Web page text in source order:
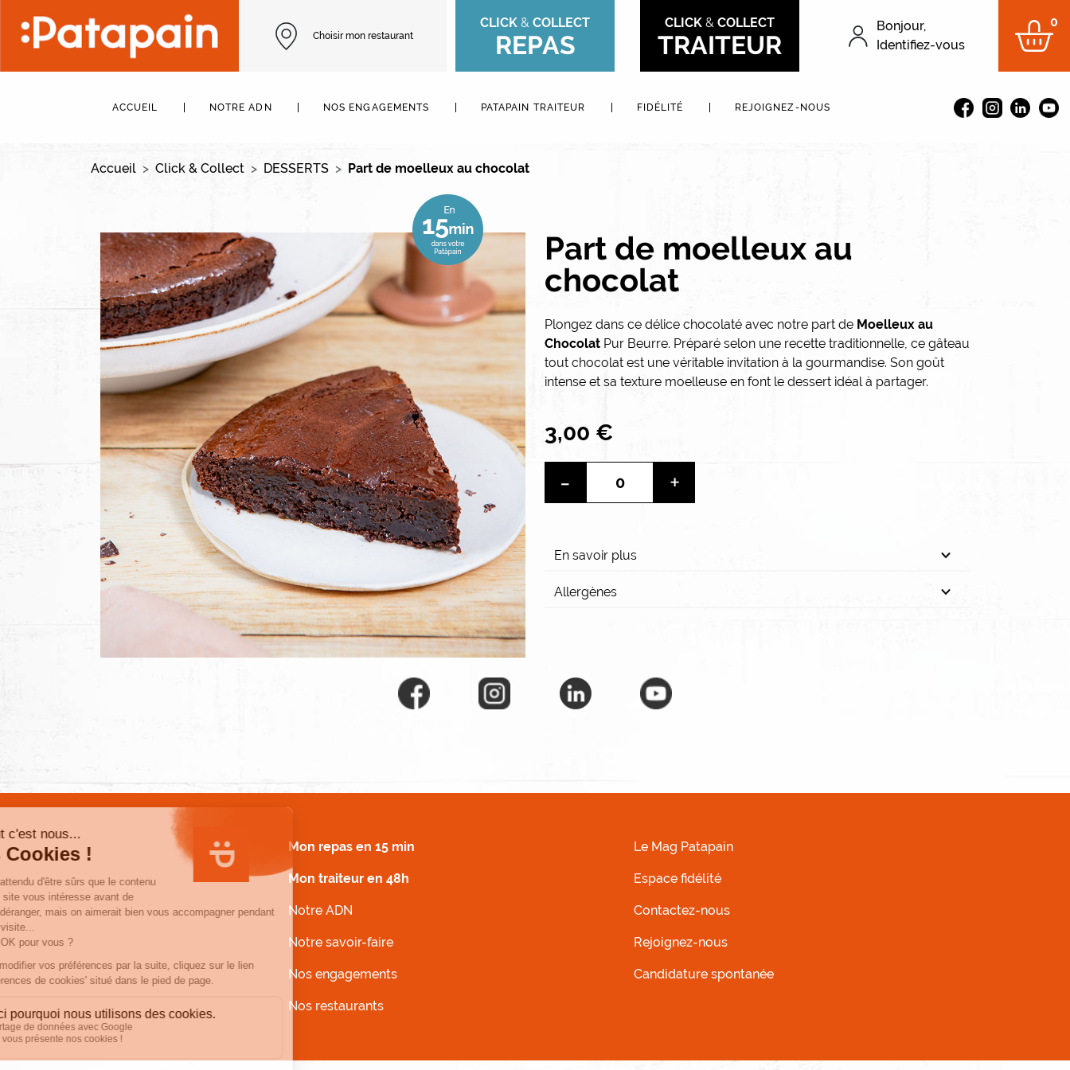
Choisir mon restaurant
CLICK& COLLECT
REPAS
CLICK &COLLECT
TRAITEUR Menu du
Bonjour,
Identifiez-vous
0
ACCUEIL NOTRE ADN NOS ENGAGEMENTS PATAPAIN TRAITEUR FIDÉLITÉ REJOIGNEZ-NOUS
Accueil Click & Collect DESSERTS Part de moelleux au chocolat
Image
Part de moelleux au
chocolat
Plongez dans ce délice chocolaté avec notre part de Moelleux au
Chocolat Pur Beurre. Préparé selon une recette traditionnelle, ce gâteau
tout chocolat est une véritable invitation à la gourmandise. Son goût
intense et sa texture moelleuse en font le dessert idéal à partager.
3,00 €
- +
En savoir plus
Allergènes
Mon repas en 15 min
Mon traiteur en 48h
Notre ADN
Notre savoir-faire
Nos engagements
Nos restaurants
Le Mag Patapain
Espace fidélité
Contactez-nous
Rejoignez-nous
Candidature spontanée